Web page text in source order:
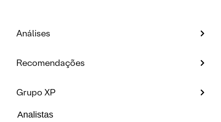
Análises
Recomendações
Grupo XP
Analistas